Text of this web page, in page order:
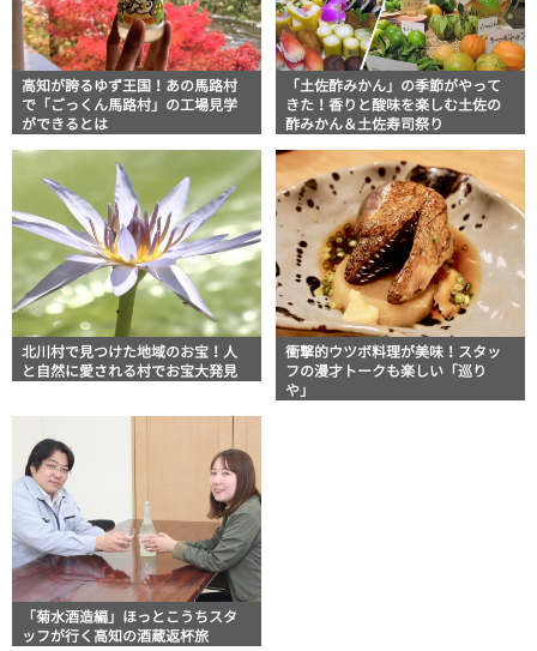
高知が誇るゆず王国！あの馬路村
で「ごっくん馬路村」の工場見学
ができるとは
「土佐酢みかん」の季節がやって
きた！香りと酸味を楽しむ土佐の
酢みかん＆土佐寿司祭り
北川村で見つけた地域のお宝！人
と自然に愛される村でお宝大発見
衝撃的ウツボ料理が美味！スタッ
フの漫才トークも楽しい「巡り
や」
「菊水酒造編」ほっとこうちスタ
ッフが行く高知の酒蔵返杯旅